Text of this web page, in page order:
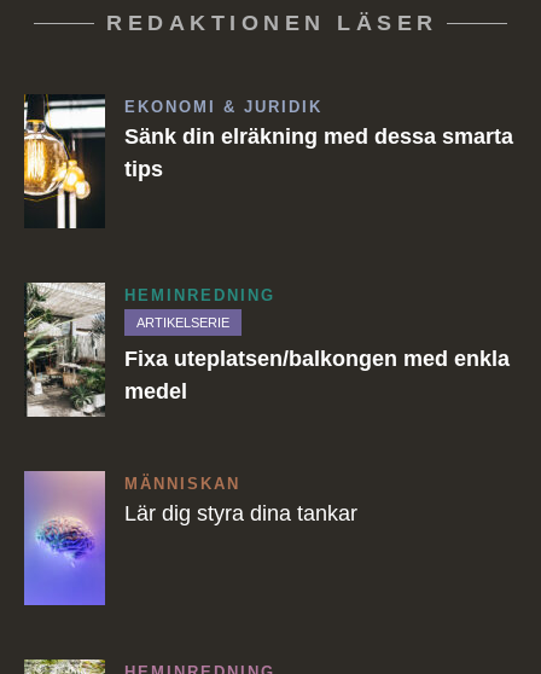
REDAKTIONEN LÄSER
EKONOMI & JURIDIK
Sänk din elräkning med dessa smarta
tips
HEMINREDNING
ARTIKELSERIE
Fixa uteplatsen/balkongen med enkla
medel
MÄNNISKAN
Lär dig styra dina tankar